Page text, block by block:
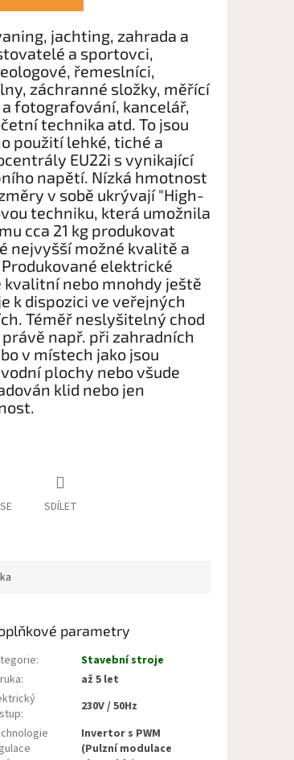
jachting, zahrada a
a sportovci,
řemeslníci,
záchranné složky, měřící
fotografování, kancelář,
technika atd. To jsou
použití lehké, tiché a
EU22i s vynikající
napětí. Nízká hmotnost
v sobě ukrývají "High-
techniku, která umožnila
cca 21 kg produkovat
nejvyšší možné kvalitě a
elektrické
nebo mnohdy ještě
k dispozici ve veřejných
Téměř neslyšitelný chod
např. při zahradních
v místech jako jsou
plochy nebo všude
klid nebo jen
SDÍLET
parametry
:
Stavební stroje
:
až 5 let
:
230V / 50Hz
Invertor s PWM
(Pulzní modulace